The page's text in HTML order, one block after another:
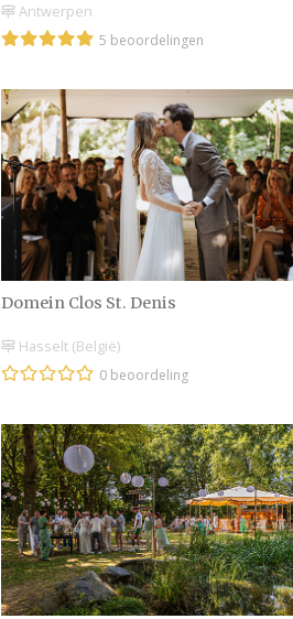
Antwerpen
5 beoordelingen
Domein Clos St. Denis
Hasselt (België)
0 beoordeling